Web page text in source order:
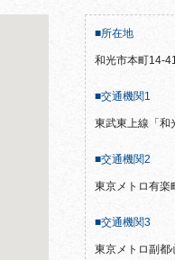
■所在地
和光市本町14-
■交通機関1
東武東上線「和
■交通機関2
東京メトロ有楽
■交通機関3
東京メトロ副都